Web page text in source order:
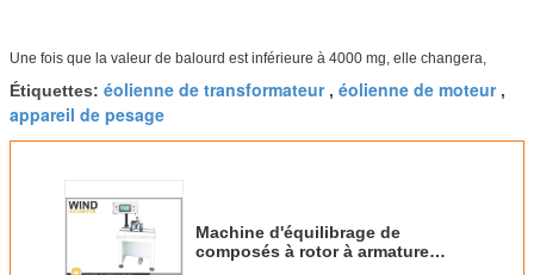
Une fois que la valeur de balourd est inférieure à 4000 mg, elle changera,
Étiquettes: éolienne de transformateur, éolienne de moteur,
appareil de pesage
Machine d'équilibrage de
composés à rotor à armature